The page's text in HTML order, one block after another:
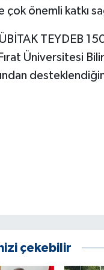
önemli katkı
TEYDEB
Üniversitesi
çekebilir